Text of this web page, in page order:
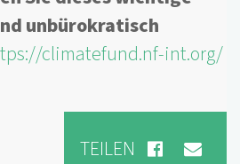
unbürokratisch
climatefund.nf-int.org/
TEILEN